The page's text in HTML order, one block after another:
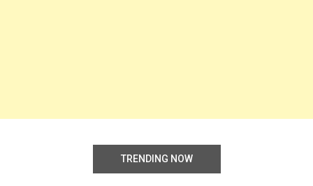
TRENDING NOW